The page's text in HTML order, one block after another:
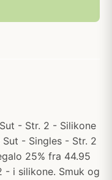
- Str. 2 - Silikone
Sut - Singles - Str. 2
25% fra 44.95
- i silikone. Smuk og